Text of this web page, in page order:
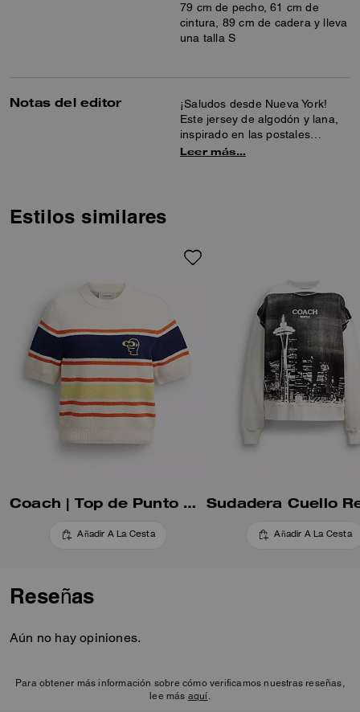
79 cm de pecho, 61 cm de
cintura, 89 cm de cadera y lleva
una talla S
Notas del editor
¡Saludos desde Nueva York!
Este jersey de algodón y lana,
inspirado en las postales
vintage, es de tejido de
Leer más…
Estilos similares
Coach | Top de Punto Rayas Brain Dead
Añadir A La Cesta Añadir A La Cesta
Reseñas
Aún no hay opiniones.
Para obtener más información sobre cómo verificamos nuestras reseñas,
lee más aquí